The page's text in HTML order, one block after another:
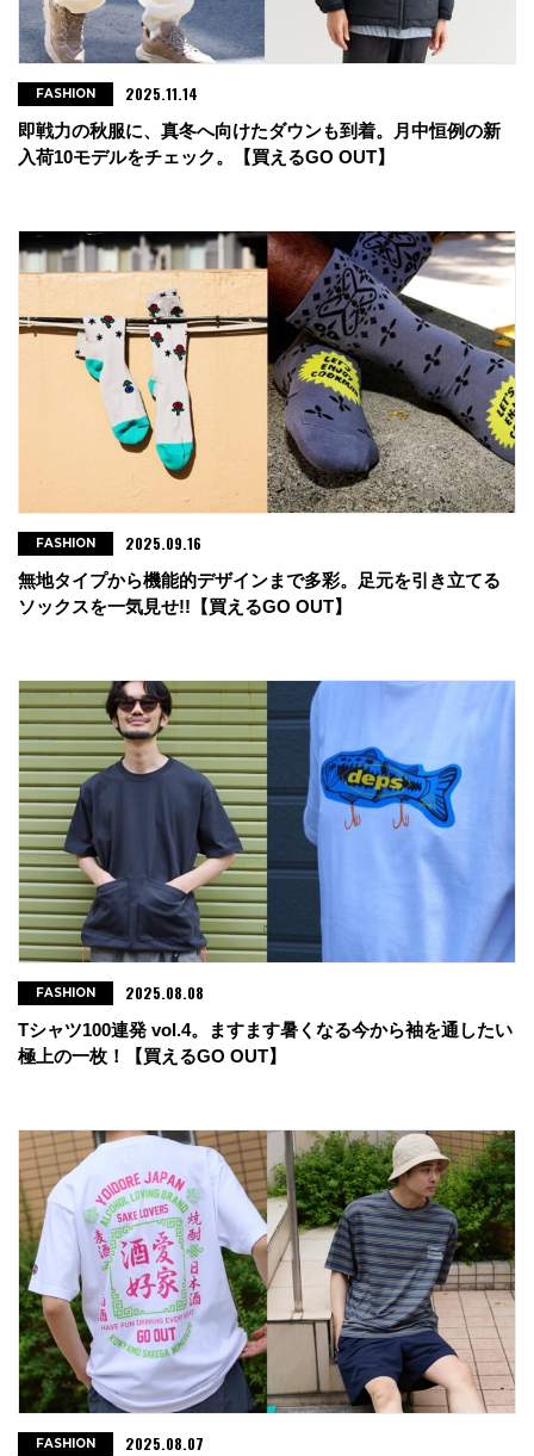
即戦力の秋服に、真冬へ向けたダウンも到着。月中恒例の新
入荷10モデルをチェック。【買えるGO OUT】
FASHION 2025.11.14
無地タイプから機能的デザインまで多彩。足元を引き立てる
ソックスを一気見せ!!【買えるGO OUT】
FASHION 2025.09.16
Tシャツ100連発 vol.4。ますます暑くなる今から袖を通したい
極上の一枚！【買えるGO OUT】
FASHION 2025.08.08
FASHION 2025.08.07